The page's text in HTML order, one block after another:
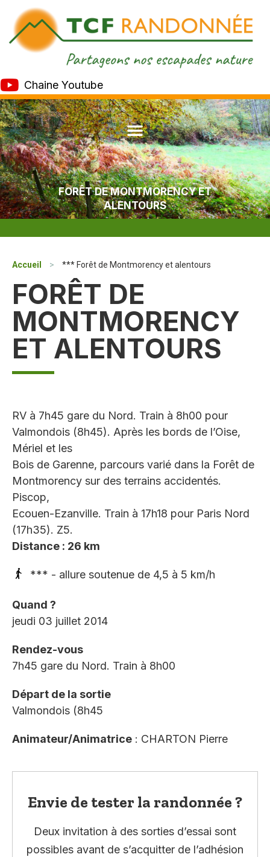
Chaine Youtube
FORÊT DE MONTMORENCY ET
ALENTOURS
Accueil > *** Forêt de Montmorency et alentours
FORÊT DE
MONTMORENCY
ET ALENTOURS
RV à 7h45 gare du Nord. Train à 8h00 pour
Valmondois (8h45). Après les bords de l’Oise,
Mériel et les
Bois de Garenne, parcours varié dans la Forêt de
Montmorency sur des terrains accidentés.
Piscop,
Ecouen-Ezanville. Train à 17h18 pour Paris Nord
(17h35). Z5.
Distance : 26 km
*** - allure soutenue de 4,5 à 5 km/h
Quand ?
jeudi 03 juillet 2014
Rendez-vous
7h45 gare du Nord. Train à 8h00
Départ de la sortie
Valmondois (8h45
Animateur/Animatrice : CHARTON Pierre
Envie de tester la randonnée ?
Deux invitation à des sorties d’essai sont
possibles avant de s’acquitter de l’adhésion